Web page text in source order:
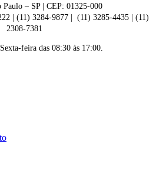
Paulo – SP | CEP: 01325-000
| (11) 3284-9877 | (11) 3285-4435 | (11)
2308-7381
feira das 08:30 às 17:00.